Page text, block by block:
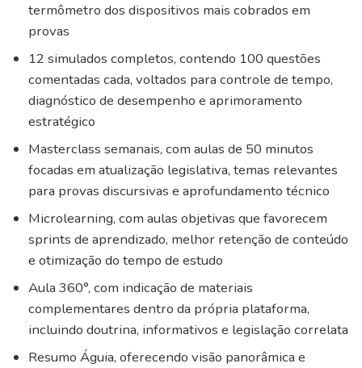
termômetro dos dispositivos mais cobrados em
provas
12 simulados completos, contendo 100 questões
comentadas cada, voltados para controle de tempo,
diagnóstico de desempenho e aprimoramento
estratégico
Masterclass semanais, com aulas de 50 minutos
focadas em atualização legislativa, temas relevantes
para provas discursivas e aprofundamento técnico
Microlearning, com aulas objetivas que favorecem
sprints de aprendizado, melhor retenção de conteúdo
e otimização do tempo de estudo
Aula 360°, com indicação de materiais
complementares dentro da própria plataforma,
incluindo doutrina, informativos e legislação correlata
Resumo Águia, oferecendo visão panorâmica e